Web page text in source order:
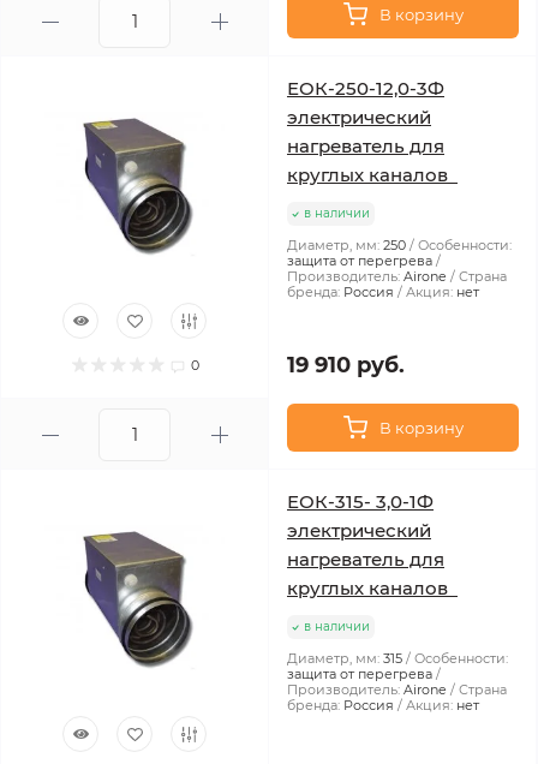
В корзину
0
ЕОК-250-12,0-3Ф
электрический
нагреватель для
круглых каналов
в наличии
Диаметр, мм: 250
Особенности:
защита от перегрева
Производитель: Airone
Страна
бренда: Россия Акция: нет
19 910 руб.
В корзину
ЕОК-315- 3,0-1Ф
электрический
нагреватель для
круглых каналов
в наличии
Диаметр, мм: 315
Особенности:
защита от перегрева
Производитель: Airone
Страна
бренда: Россия Акция: нет